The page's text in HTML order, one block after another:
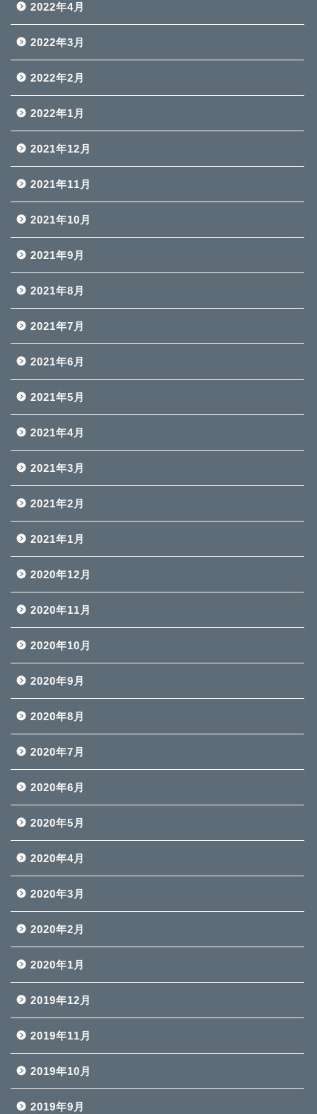
2022年4月
2022年3月
2022年2月
2022年1月
2021年12月
2021年11月
2021年10月
2021年9月
2021年8月
2021年7月
2021年6月
2021年5月
2021年4月
2021年3月
2021年2月
2021年1月
2020年12月
2020年11月
2020年10月
2020年9月
2020年8月
2020年7月
2020年6月
2020年5月
2020年4月
2020年3月
2020年2月
2020年1月
2019年12月
2019年11月
2019年10月
2019年9月